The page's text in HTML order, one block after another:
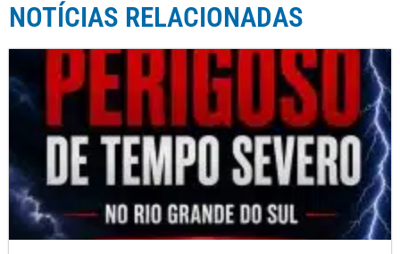
NOTÍCIAS RELACIONADAS